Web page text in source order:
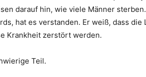
darauf hin, wie viele Männer
hat es verstanden. Er weiß, dass
Krankheit zerstört werden.
Teil.